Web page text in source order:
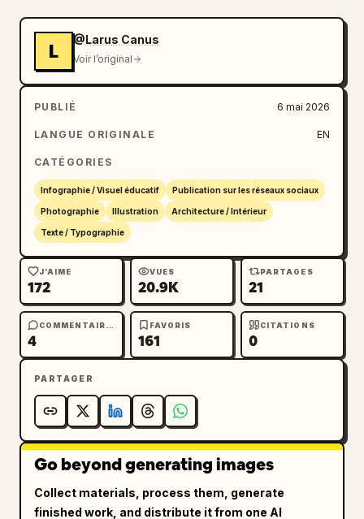
directement à côté des objets correspondants
des gribouillages blancs style marqueur"
  },
  "vocabulary_overlay": {
    "headline": "pas de titre principal,
numérotées placées autour de l'image",
    "count": 6,
    "items": [
      {
        "number": 1,
        "word": "
        "example_sentence": "
I open the window. ",
        "target_object": "grands carreaux de
fenêtre et barreaux métalliques en haut à
gauche et au centre",
        "placement": "en haut à droite près
de la fenêtre",
        "doodles": "flèche courbe pointant
vers la gauche en direction de la fenêtre,
petites lignes d'accentuation, court
      },
L
@Larus Canus
Voir l’original
PUBLIÉ 6 mai 2026
LANGUE ORIGINALE EN
CATÉGORIES
Infographie / Visuel éducatif Publication sur les réseaux sociaux
Photographie Illustration Architecture / Intérieur
Texte / Typographie
J’AIME
172
VUES
20.9K
PARTAGES
21
COMMENTAIRES
4
FAVORIS
161
CITATIONS
0
PARTAGER
Go beyond generating images
Collect materials, process them, generate
finished work, and distribute it from one AI